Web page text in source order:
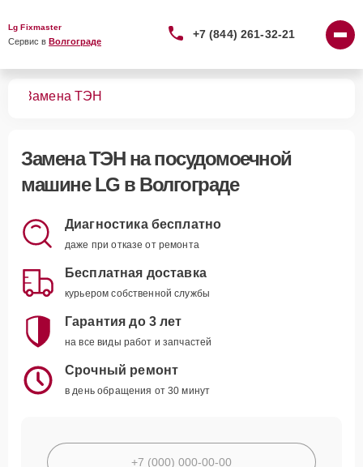
Lg Fixmaster
Сервис в Волгограде
+7 (844) 261-32-21
Замена ТЭН
Замена ТЭНна посудомоечной
машине LG в Волгограде
Диагностика бесплатно
даже при отказе от ремонта
Бесплатная доставка
курьером собственной службы
Гарантия до 3 лет
на все виды работ и запчастей
Срочный ремонт
в день обращения от 30 минут